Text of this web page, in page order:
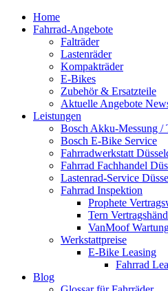
Home
Fahrrad-Angebote
Falträder
Lastenräder
Kompakträder
E-Bikes
Zubehör & Ersatzteile
Aktuelle Angebote
Leistungen
Bosch Akku-Messung /
Bosch E-Bike Service
Fahrradwerkstatt
Fahrrad Fachhandel
Lastenrad-Service
Fahrrad Inspektion
Prophete
Tern
VanMoof
Werkstattpreise
E-Bike Leasing
Fahrrad
Blog